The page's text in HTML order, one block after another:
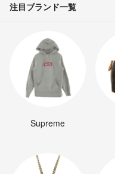
注目ブランド一覧
Supreme